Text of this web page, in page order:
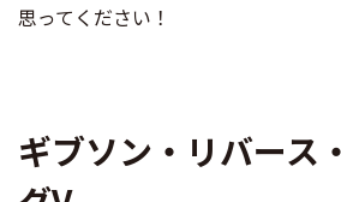
思ってください！
ギブソン・リバース